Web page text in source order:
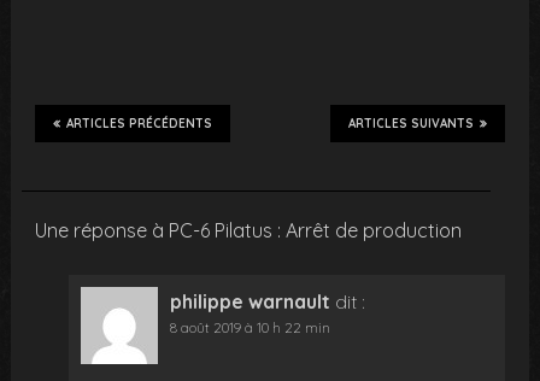
ARTICLES SUIVANTS
ARTICLES PRÉCÉDENTS
Une réponse à PC-6 Pilatus : Arrêt de production
philippe warnault dit :
8 août 2019 à 10 h 22 min